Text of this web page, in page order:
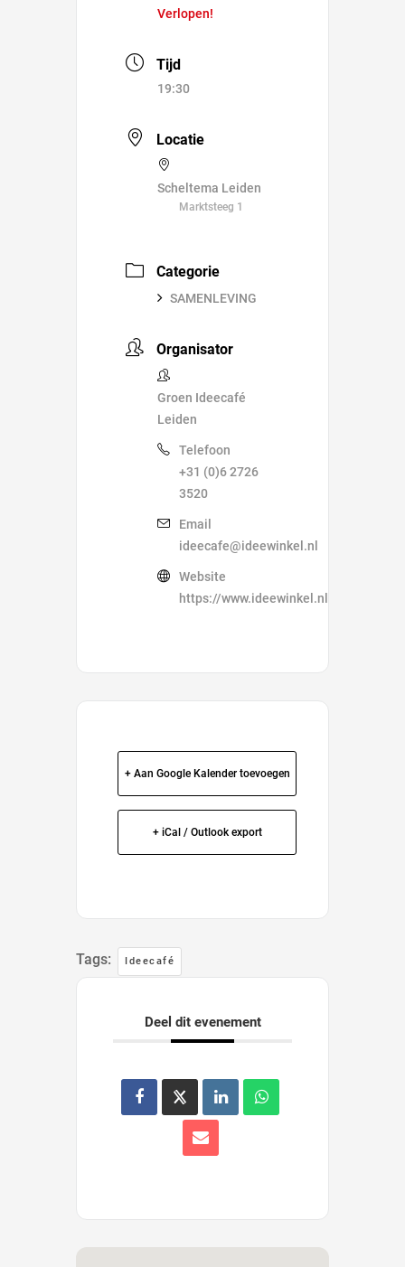
Verlopen!
Tijd
19:30
Locatie
Scheltema Leiden
Marktsteeg 1
Categorie
SAMENLEVING
Organisator
Groen Ideecafé
Leiden
Telefoon
+31 (0)6 2726
3520
Email
ideecafe@ideewinkel.nl
Website
https://www.ideewinkel.nl/ideecafe/
+ Aan Google Kalender toevoegen
+ iCal / Outlook export
Tags: Ideecafé
Deel dit evenement